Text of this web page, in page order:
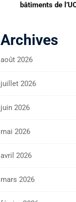
bâtiments de
Archives
août 2026
juillet 2026
juin 2026
mai 2026
avril 2026
mars 2026